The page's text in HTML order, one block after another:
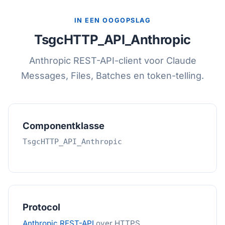
IN EEN OOGOPSLAG
TsgcHTTP_API_Anthropic
Anthropic REST-API-client voor Claude
Messages, Files, Batches en token-telling.
Componentklasse
TsgcHTTP_API_Anthropic
Protocol